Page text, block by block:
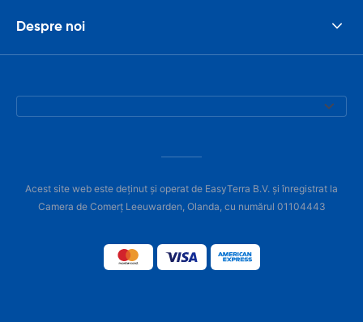
Despre noi
Acest site web este deținut și operat de EasyTerra B.V. și înregistrat la
Camera de Comerț Leeuwarden, Olanda, cu numărul 01104443